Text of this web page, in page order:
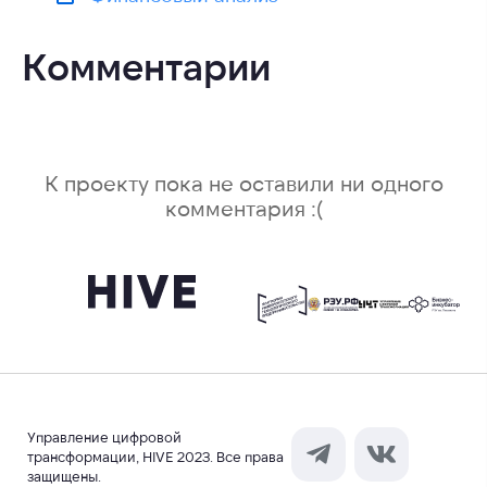
Комментарии
К проекту пока не оставили ни одного
комментария :(
Управление цифровой
трансформации, HIVE 2023. Все права
защищены.